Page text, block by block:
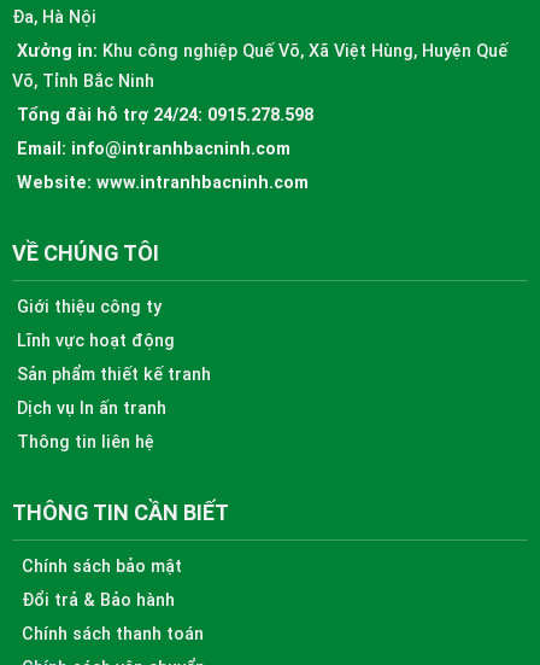
Đa, Hà Nội
Xưởng in: Khu công nghiệp Quế Võ, Xã Việt Hùng, Huyện Quế
Võ, Tỉnh Bắc Ninh
Tổng đài hỗ trợ 24/24: 0915.278.598
Email: info@intranhbacninh.com
Website: www.intranhbacninh.com
VỀ CHÚNG TÔI
Giới thiệu công ty
Lĩnh vực hoạt động
Sản phẩm thiết kế tranh
Dịch vụ In ấn tranh
Thông tin liên hệ
THÔNG TIN CẦN BIẾT
Chính sách bảo mật
Đổi trả & Bảo hành
Chính sách thanh toán